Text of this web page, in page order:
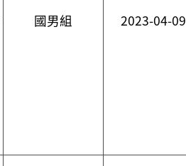
國男組 2023-04-09